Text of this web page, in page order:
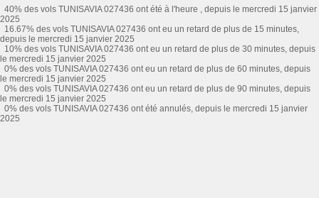
40% des vols TUNISAVIA 027436 ont été à l'heure , depuis le mercredi 15 janvier
2025
16.67% des vols TUNISAVIA 027436 ont eu un retard de plus de 15 minutes,
depuis le mercredi 15 janvier 2025
10% des vols TUNISAVIA 027436 ont eu un retard de plus de 30 minutes, depuis
le mercredi 15 janvier 2025
0% des vols TUNISAVIA 027436 ont eu un retard de plus de 60 minutes, depuis
le mercredi 15 janvier 2025
0% des vols TUNISAVIA 027436 ont eu un retard de plus de 90 minutes, depuis
le mercredi 15 janvier 2025
0% des vols TUNISAVIA 027436 ont été annulés, depuis le mercredi 15 janvier
2025